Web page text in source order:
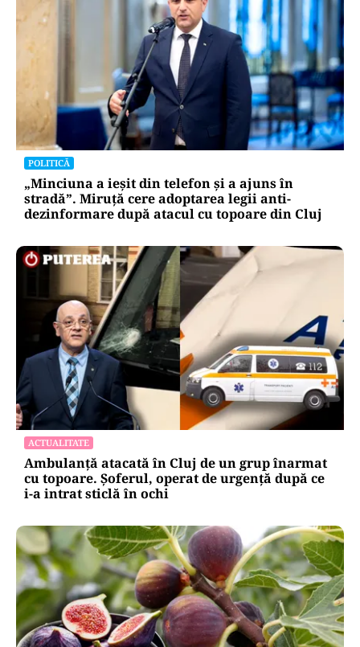
POLITICĂ
„Minciuna a ieșit din telefon și a ajuns în
stradă”. Miruță cere adoptarea legii anti-
dezinformare după atacul cu topoare din Cluj
ACTUALITATE
Ambulanță atacată în Cluj de un grup înarmat
cu topoare. Șoferul, operat de urgență după ce
i-a intrat sticlă în ochi